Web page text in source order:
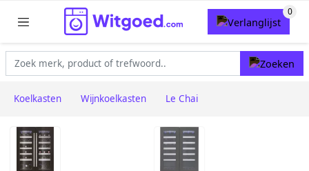
Koelkasten Wijnkoelkasten Le Chai